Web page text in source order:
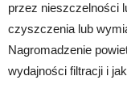
przez nieszczelności
czyszczenia lub
Nagromadzenie
wydajności filtracji i